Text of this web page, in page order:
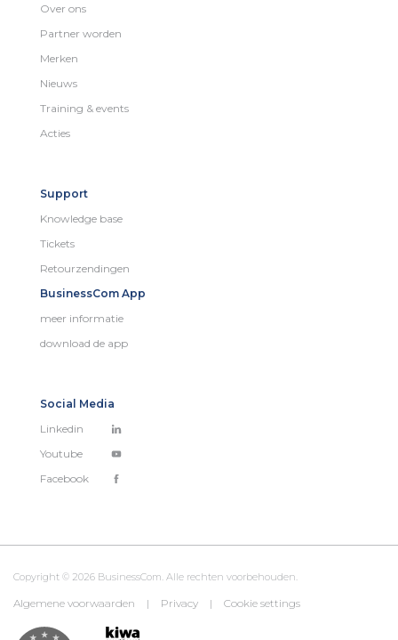
Over ons
Partner worden
Merken
Nieuws
Training & events
Acties
Support
Knowledge base
Tickets
Retourzendingen
BusinessCom App
meer informatie
download de app
Social Media
Linkedin
Youtube
Facebook
Copyright © 2026 BusinessCom. Alle rechten voorbehouden.
Algemene voorwaarden | Privacy | Cookie settings